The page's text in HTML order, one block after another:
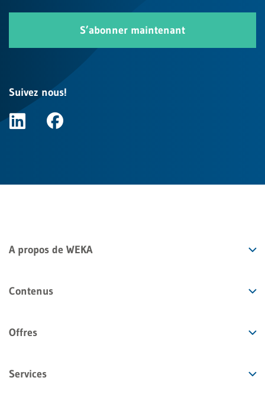
S’abonner maintenant
Suivez nous!
A propos de WEKA
Contenus
Offres
Services